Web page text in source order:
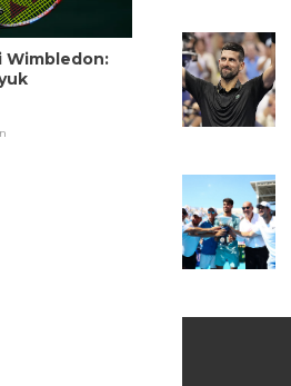
Wimbledon: